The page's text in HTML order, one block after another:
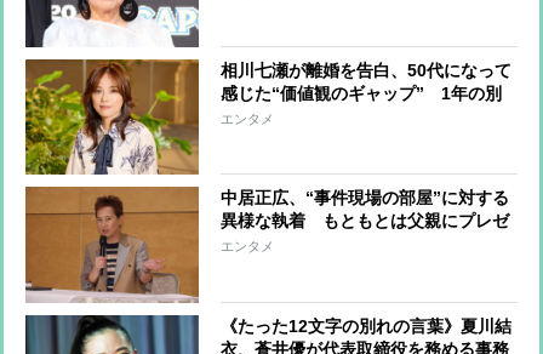
相川七瀬が離婚を告白、50代になって
感じた“価値観のギャップ” 1年の別
居生活を経てたどりついた“家族を守
エンタメ
中居正広、“事件現場の部屋”に対する
異様な執着 もともとは父親にプレゼ
ントした“実家”、親子の思い出が詰ま
エンタメ
《たった12文字の別れの言葉》夏川結
衣、蒼井優が代表取締役を務める事務